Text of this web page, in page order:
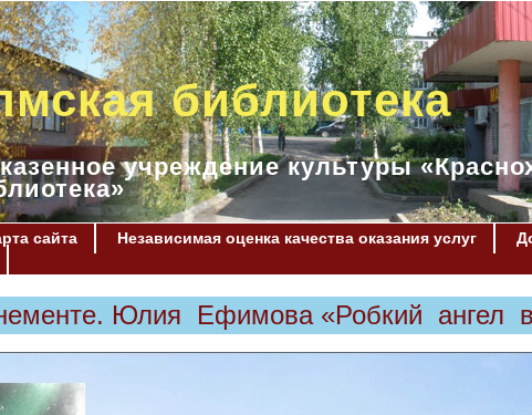
библиотека
учреждение культуры
сайта Независимая оценка качества оказания услуг
Юлия Ефимова «Робкий ангел